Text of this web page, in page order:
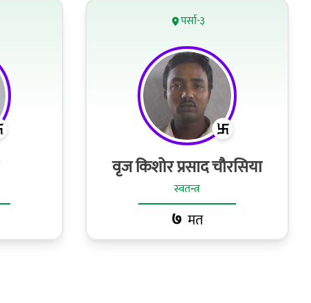
पर्सा-३
वृज किशोर प्रसाद चौरसिया
स्वतन्त्र
७ मत